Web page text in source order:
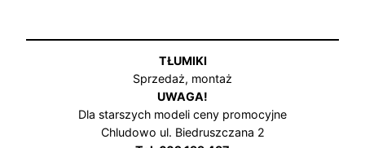
TŁUMIKI
Sprzedaż, montaż
UWAGA!
Dla starszych modeli ceny promocyjne
Chludowo ul. Biedruszczana 2